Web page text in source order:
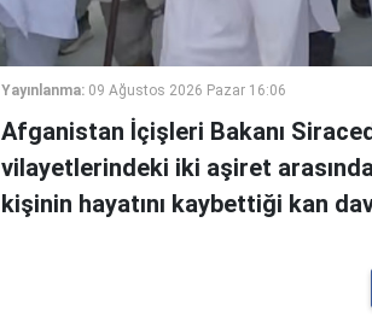
Yayınlanma: 09 Ağustos 2026 Pazar 16:06
Afganistan İçişleri Bakanı
vilayetlerindeki iki aşiret
kişinin hayatını kaybettiği kan